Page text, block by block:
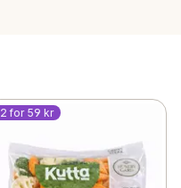
2 for 59 kr